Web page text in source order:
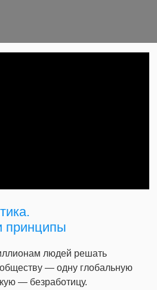
принципы
людей решать
— одну глобальную
— безработицу.